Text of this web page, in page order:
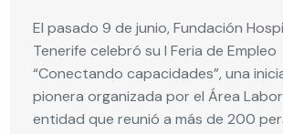
El pasado 9 de junio, Fundación
Tenerife celebró su I Feria de Empleo
“Conectando capacidades”, una
pionera organizada por el Área
entidad que reunió a más de 200